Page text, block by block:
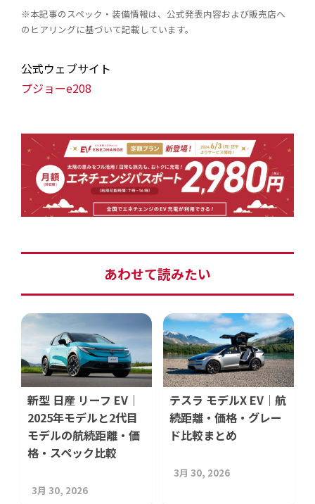
※本記事のスペック・装備情報は、公式発表内容および販売店へ
のヒアリングに基づいて記載しています。
公式ウェブサイト
プジョーe208
あわせて読みたい
新型 日産 リーフ EV｜
2025年モデルと2代目
モデルの航続距離・価
格・スペック比較
3月 30, 2026
テスラ モデルX EV｜航
続距離・価格・グレー
ド比較まとめ
3月 30, 2026